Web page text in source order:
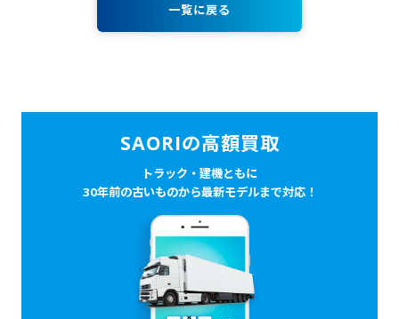
一覧に戻る
SAORIの高額買取
トラック・建機ともに
30年前の古いものから最新モデルまで対応！